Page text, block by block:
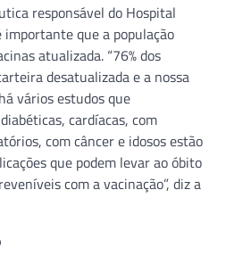
responsável do Hospital
que a população
atualizada. “76% dos
desatualizada e a nossa
vários estudos que
cardíacas, com
com câncer e idosos estão
que podem levar ao óbito
com a vacinação”, diz a